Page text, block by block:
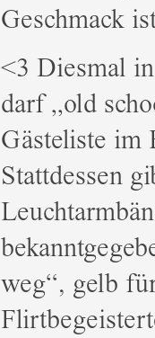
Geschmack
<3 Diesmal
darf „old
Gästeliste im
Stattdessen
weg“, gelb